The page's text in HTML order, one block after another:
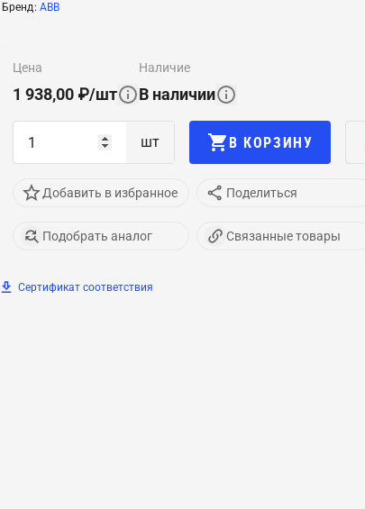
Бренд: ABB
цена
1 938,00 ₽/шт
наличие
В наличии
шт В КОРЗИНУ
Добавить в избранное Поделиться
Подобрать аналог Связанные товары
Сертификат соответствия